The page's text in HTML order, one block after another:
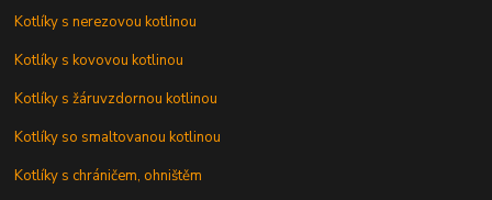
Kotlíky s nerezovou kotlinou
Kotlíky s kovovou kotlinou
Kotlíky s žáruvzdornou kotlinou
Kotlíky so smaltovanou kotlinou
Kotlíky s chráničem, ohništěm